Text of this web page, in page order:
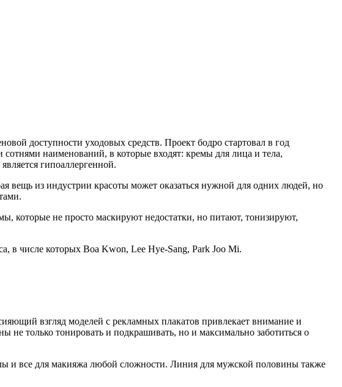
доступности уходовых средств. Проект бодро стартовал в год
наименований, в которые входят: кремы для лица и тела,
гипоаллергенной.
вещь из индустрии красоты может оказаться нужной для одних людей, но
которые не просто маскируют недостатки, но питают, тонизируют,
в числе которых Boa Kwon, Lee Hye-Sang, Park Joo Mi.
взгляд моделей с рекламных плакатов привлекает внимание и
не только тонировать и подкрашивать, но и максимально заботиться о
и все для макияжа любой сложности. Линия для мужской половины также